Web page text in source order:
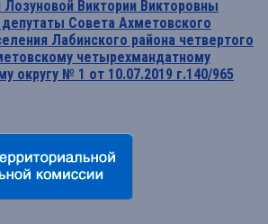
Лозуновой Виктории Викторовны
Совета Ахметовского
Лабинского района четвертого
четырехмандатному
округу № 1 от 10.07.2019 г.140/965